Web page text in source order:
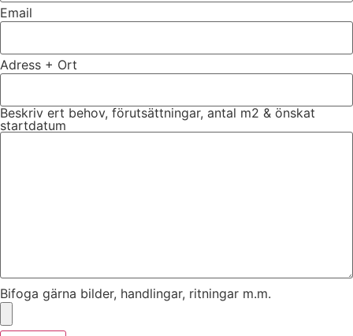
Email
Adress + Ort
Beskriv ert behov, förutsättningar, antal m2 & önskat
startdatum
Bifoga gärna bilder, handlingar, ritningar m.m.